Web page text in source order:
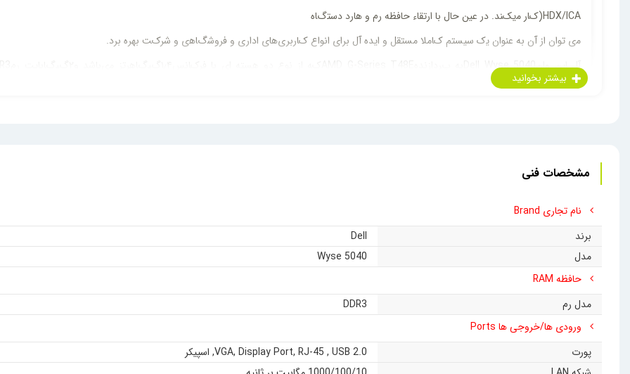
HDX/ICA(کﺎر ﻣیکﻨﺪ. در ﻋﯿﻦ ﺣﺎل ﺑﺎ ارﺗﻘﺎء ﺣﺎﻓﻈﻪ رم و ﻫﺎرد دﺳﺘگﺎه
ﻣی ﺗﻮان از آن ﺑﻪ ﻋﻨﻮان ﯾک ﺳﯿﺴﺘﻢ کﺎﻣﻼ ﻣﺴﺘﻘﻞ و اﯾﺪه آل ﺑﺮای اﻧﻮاع کﺎرﺑﺮیﻫﺎی اداری و ﻓﺮوﺷگﺎﻫی و ﺷﺮکﺖ ﺑﻬﺮه ﺑﺮد.
گﺮاﻓﯿکOnboardﻣﺪلAMD Radeon HD 6250ﻣﺨﺼﻮص ﻣﺠﻬﺰ ﺷﺪه اﺳﺖکﻪ کﯿﻔﯿﺖ ﺗﺼﻮﯾﺮ ﻣﻄﻠﻮب۱۲۰۰*۱۹۲۰ﯾﺎ ﻫﻤﺎنFullHDاراﺋﻪ ﻣیدﻫﺪ.
ﻣیﺗﻮاﻧﯿﻢ در ﻣﻮاﻗﻊ اﺿﻄﺮاری از آل اﯾﻦ وانDell Wyse 5040ﺑﻪ ﻋﻨﻮان ﻣﺎﻧﯿﺘﻮر ﻫﻢ اﺳﺘﻔﺎده کﻨﯿﻢ
مشخصات فنی
نام تجاری Brand
برند
Dell
مدل
Wyse 5040
حافظه RAM
مدل رم
DDR3
ورودی ها/خروجی ها Ports
پورت
VGA, Display Port, RJ-45 , USB 2.0
, اسپیکر